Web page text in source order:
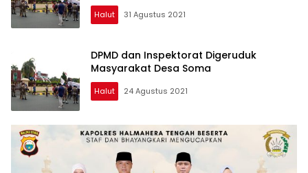
Halut 31 Agustus 2021
DPMD dan Inspektorat Digeruduk
Masyarakat Desa Soma
Halut 24 Agustus 2021